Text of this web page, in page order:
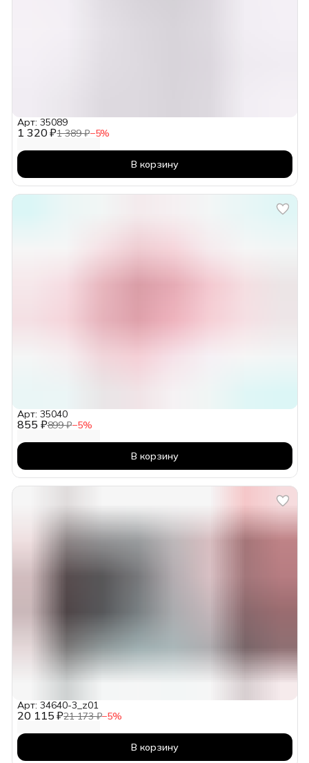
1 320 ₽1 389 ₽−5%
Арт: 35089
В корзину
855 ₽899 ₽−5%
Арт: 35040
В корзину
20 115 ₽21 173 ₽−5%
Арт: 34640-3_z01
В корзину